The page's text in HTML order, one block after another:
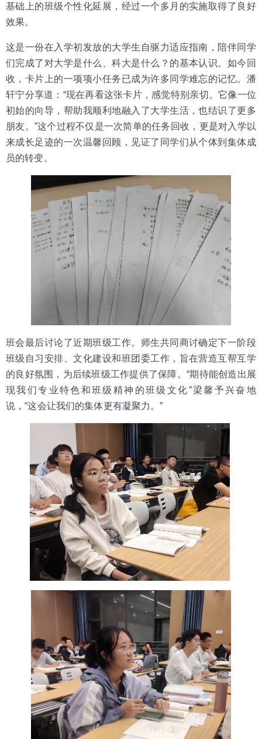
基础上的班级个性化延展，经过一个多月的实施取得了良好
效果。
这是一份在入学初发放的大学生自驱力适应指南，陪伴同学
们完成了对大学是什么、科大是什么？的基本认识。如今回
收，卡片上的一项项小任务已成为许多同学难忘的记忆。潘
轩宁分享道：“现在再看这张卡片，感觉特别亲切。它像一位
初始的向导，帮助我顺利地融入了大学生活，也结识了更多
朋友。”这个过程不仅是一次简单的任务回收，更是对入学以
来成长足迹的一次温馨回顾，见证了同学们从个体到集体成
员的转变。
班会最后讨论了近期班级工作。师生共同商讨确定下一阶段
班级自习安排、文化建设和班团委工作，旨在营造互帮互学
的良好氛围，为后续班级工作提供了保障。“期待能创造出展
现我们专业特色和班级精神的班级文化”梁馨予兴奋地
说，“这会让我们的集体更有凝聚力。”